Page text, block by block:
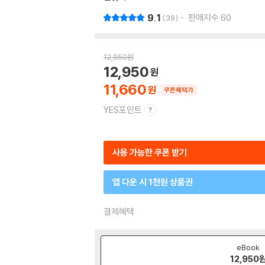
9.1 39 판매지수 60
12,950원
11,660
12,950
쿠폰혜택가
YES포인트
사용 가능한 쿠폰 받기
앱 다운 시 1천원 상품권
결제혜택
eBook
12,950